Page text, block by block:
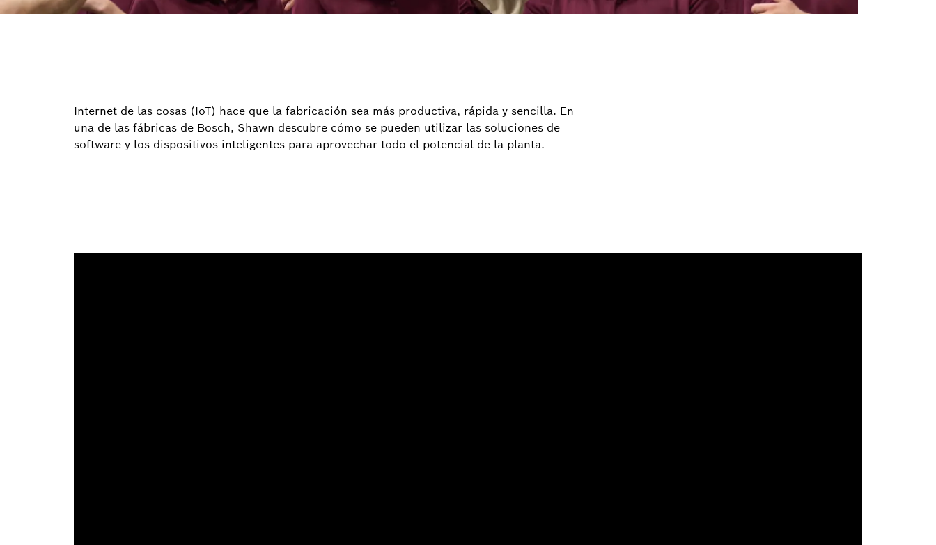
Internet de las cosas (IoT) hace que la fabricación sea más productiva, rápida y sencilla. En
una de las fábricas de Bosch, Shawn descubre cómo se pueden utilizar las soluciones de
software y los dispositivos inteligentes para aprovechar todo el potencial de la planta.